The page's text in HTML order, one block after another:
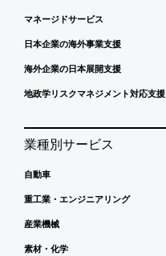
マネージドサービス
日本企業の海外事業支援
海外企業の日本展開支援
地政学リスクマネジメント対応支援
業種別サービス
自動車
重工業・エンジニアリング
産業機械
素材・化学